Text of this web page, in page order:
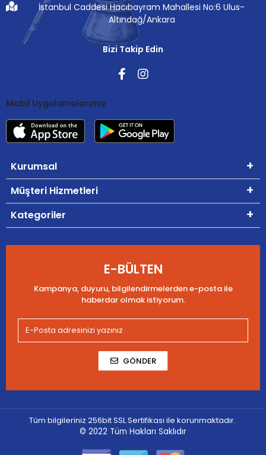
İstanbul Caddesi Hacıbayram Mahallesi No:6 Ulus-
Altındağ/Ankara
Bizi Takip Edin
Mobil Uygulamalarımız
Kurumsal
Müşteri Hizmetleri
Kategoriler
E-BÜLTEN
Kampanya, duyuru, bilgilendirmelerden e-posta ile
haberdar olmak istiyorum.
GÖNDER
Tüm bilgileriniz 256bit SSL Sertifikası ile korunmaktadır.
© 2022 Tüm Hakları Saklıdır